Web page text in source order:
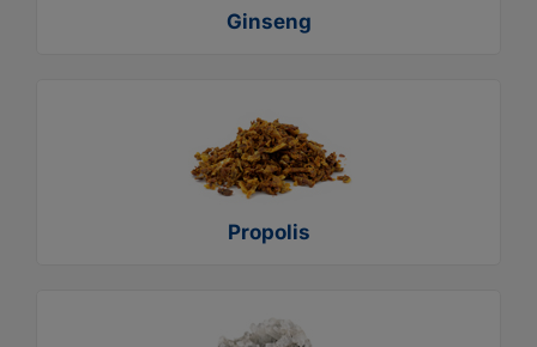
Ginseng
Propolis